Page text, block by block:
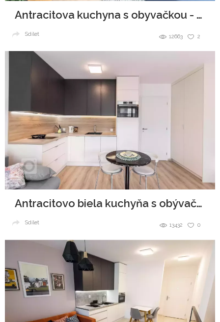
Antracitova kuchyna s obyvačkou - Malé Krasňany
2
12663
Sdílet
Antracitovo biela kuchyňa s obývačkou
0
13432
Sdílet